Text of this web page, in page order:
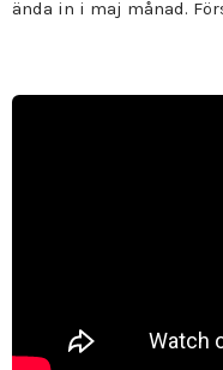
ända in i maj månad.